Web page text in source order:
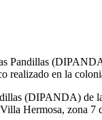
Pandillas
realizado en la
(DIPANDA) de
Hermosa, zona 7